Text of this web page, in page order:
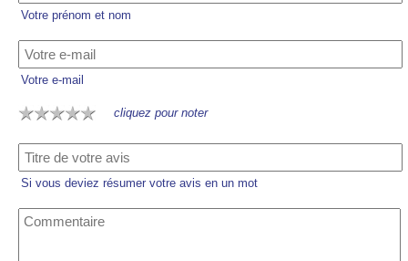
Votre prénom et nom
Votre e-mail
cliquez pour noter
Si vous deviez résumer votre avis en un mot